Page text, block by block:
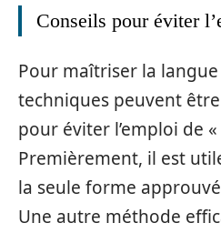
Conseils pour éviter
Pour maîtriser la
techniques peuvent
pour éviter l’emploi de
Premièrement, il est
la seule forme
Une autre méthode